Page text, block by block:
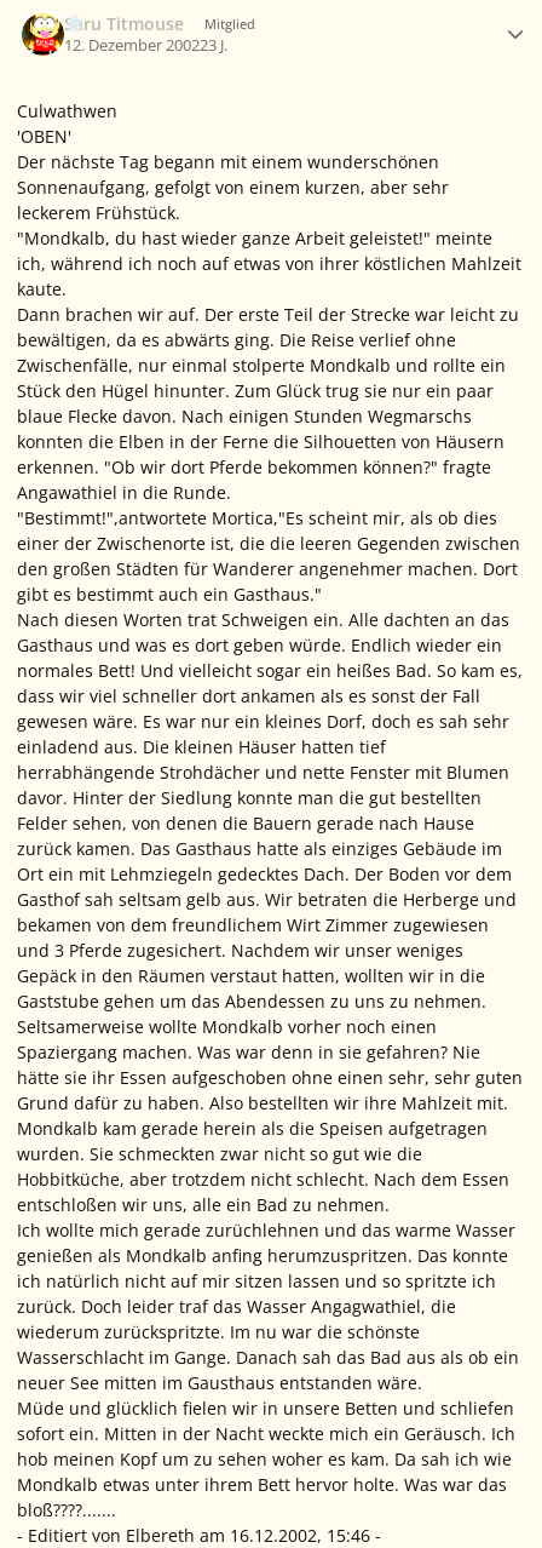
Saru Titmouse Mitglied
12. Dezember 200223 J.
Culwathwen
'OBEN'
Der nächste Tag begann mit einem wunderschönen
Sonnenaufgang, gefolgt von einem kurzen, aber sehr
leckerem Frühstück.
"Mondkalb, du hast wieder ganze Arbeit geleistet!" meinte
ich, während ich noch auf etwas von ihrer köstlichen Mahlzeit
kaute.
Dann brachen wir auf. Der erste Teil der Strecke war leicht zu
bewältigen, da es abwärts ging. Die Reise verlief ohne
Zwischenfälle, nur einmal stolperte Mondkalb und rollte ein
Stück den Hügel hinunter. Zum Glück trug sie nur ein paar
blaue Flecke davon. Nach einigen Stunden Wegmarschs
konnten die Elben in der Ferne die Silhouetten von Häusern
erkennen. "Ob wir dort Pferde bekommen können?" fragte
Angawathiel in die Runde.
"Bestimmt!",antwortete Mortica,"Es scheint mir, als ob dies
einer der Zwischenorte ist, die die leeren Gegenden zwischen
den großen Städten für Wanderer angenehmer machen. Dort
gibt es bestimmt auch ein Gasthaus."
Nach diesen Worten trat Schweigen ein. Alle dachten an das
Gasthaus und was es dort geben würde. Endlich wieder ein
normales Bett! Und vielleicht sogar ein heißes Bad. So kam es,
dass wir viel schneller dort ankamen als es sonst der Fall
gewesen wäre. Es war nur ein kleines Dorf, doch es sah sehr
einladend aus. Die kleinen Häuser hatten tief
herrabhängende Strohdächer und nette Fenster mit Blumen
davor. Hinter der Siedlung konnte man die gut bestellten
Felder sehen, von denen die Bauern gerade nach Hause
zurück kamen. Das Gasthaus hatte als einziges Gebäude im
Ort ein mit Lehmziegeln gedecktes Dach. Der Boden vor dem
Gasthof sah seltsam gelb aus. Wir betraten die Herberge und
bekamen von dem freundlichem Wirt Zimmer zugewiesen
und 3 Pferde zugesichert. Nachdem wir unser weniges
Gepäck in den Räumen verstaut hatten, wollten wir in die
Gaststube gehen um das Abendessen zu uns zu nehmen.
Seltsamerweise wollte Mondkalb vorher noch einen
Spaziergang machen. Was war denn in sie gefahren? Nie
hätte sie ihr Essen aufgeschoben ohne einen sehr, sehr guten
Grund dafür zu haben. Also bestellten wir ihre Mahlzeit mit.
Mondkalb kam gerade herein als die Speisen aufgetragen
wurden. Sie schmeckten zwar nicht so gut wie die
Hobbitküche, aber trotzdem nicht schlecht. Nach dem Essen
entschloßen wir uns, alle ein Bad zu nehmen.
Ich wollte mich gerade zurüchlehnen und das warme Wasser
genießen als Mondkalb anfing herumzuspritzen. Das konnte
ich natürlich nicht auf mir sitzen lassen und so spritzte ich
zurück. Doch leider traf das Wasser Angagwathiel, die
wiederum zurückspritzte. Im nu war die schönste
Wasserschlacht im Gange. Danach sah das Bad aus als ob ein
neuer See mitten im Gausthaus entstanden wäre.
Müde und glücklich fielen wir in unsere Betten und schliefen
sofort ein. Mitten in der Nacht weckte mich ein Geräusch. Ich
hob meinen Kopf um zu sehen woher es kam. Da sah ich wie
Mondkalb etwas unter ihrem Bett hervor holte. Was war das
bloß????.......
- Editiert von Elbereth am 16.12.2002, 15:46 -